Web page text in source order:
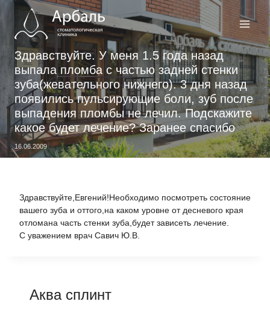
Перейти
содержимому
Здравствуйте. У меня 1.5 года назад
выпала пломба с частью задней стенки
зуба(жевательного нижнего). 3 дня назад
появились пульсирующие боли, зуб после
выпадения пломбы не лечил. Подскажите
какое будет лечение? Заранее спасибо
16.06.2009
Здравствуйте,Евгений!Необходимо посмотреть состояние
вашего зуба и оттого,на каком уровне от десневого края
отломана часть стенки зуба,будет зависеть лечение.
С уважением врач Савич Ю.В.
Аква сплинт